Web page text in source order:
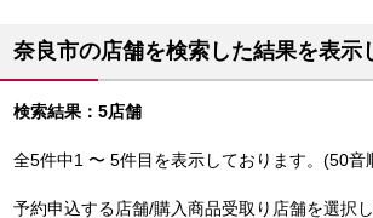
奈良市の店舗を検索した結果を表示
検索結果：5店舗
全5件中1 〜 5件目を表示しております。(50音
予約申込する店舗/購入商品受取り店舗を選択し